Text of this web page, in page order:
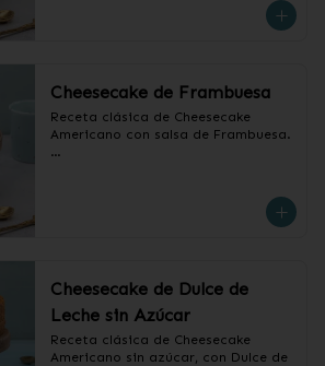
Cheesecake de Frambuesa
Receta clásica de Cheesecake
Americano con salsa de Frambuesa.
Cheesecake de Dulce de
Leche sin Azúcar
Receta clásica de Cheesecake
Americano sin azúcar, con Dulce de